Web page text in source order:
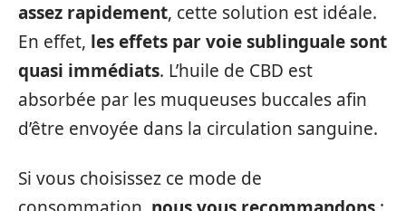
assez rapidement, cette solution est idéale.
En effet, les effets par voie sublinguale sont
quasi immédiats. L’huile de CBD est
absorbée par les muqueuses buccales afin
d’être envoyée dans la circulation sanguine.
Si vous choisissez ce mode de